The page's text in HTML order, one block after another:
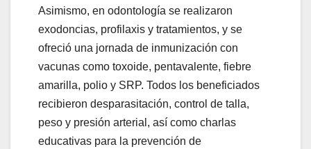
Asimismo, en odontología se realizaron
exodoncias, profilaxis y tratamientos, y se
ofreció una jornada de inmunización con
vacunas como toxoide, pentavalente, fiebre
amarilla, polio y SRP. Todos los beneficiados
recibieron desparasitación, control de talla,
peso y presión arterial, así como charlas
educativas para la prevención de